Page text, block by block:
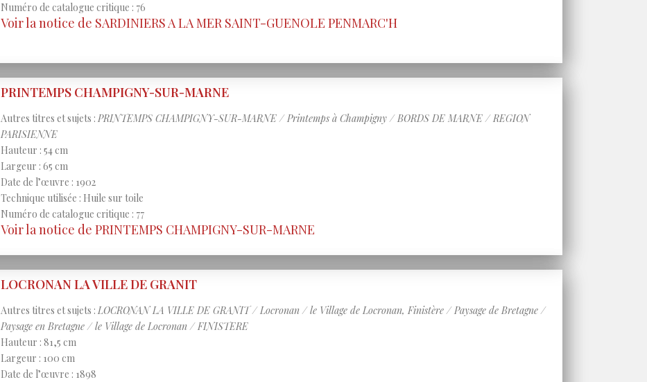
Numéro de catalogue critique : 76
Voir la notice de SARDINIERS A LA MER SAINT-GUENOLE PENMARC'H
PRINTEMPS CHAMPIGNY-SUR-MARNE
Autres titres et sujets : PRINTEMPS CHAMPIGNY-SUR-MARNE / Printemps à Champigny / BORDS DE MARNE / REGION
PARISIENNE
Hauteur : 54 cm
Largeur : 65 cm
Date de l’œuvre : 1902
Technique utilisée : Huile sur toile
Numéro de catalogue critique : 77
Voir la notice de PRINTEMPS CHAMPIGNY-SUR-MARNE
LOCRONAN LA VILLE DE GRANIT
Autres titres et sujets : LOCRONAN LA VILLE DE GRANIT / Locronan / le Village de Locronan, Finistère / Paysage de Bretagne /
Paysage en Bretagne / le Village de Locronan / FINISTERE
Hauteur : 81,5 cm
Largeur : 100 cm
Date de l’œuvre : 1898